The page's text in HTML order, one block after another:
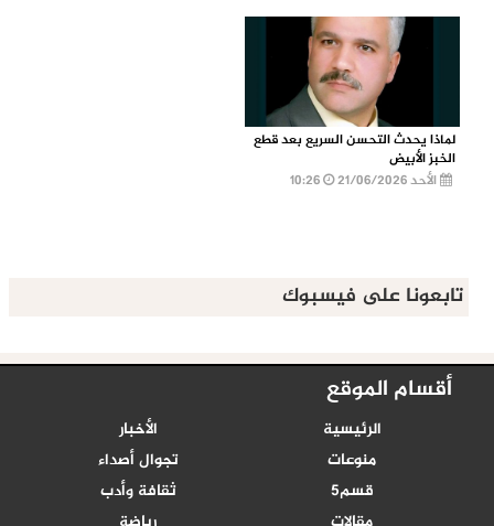
لماذا يحدث التحسن السريع بعد قطع
الخبز الأبيض
الأحد 21/06/2026
تابعونا على فيسبوك
أقسام الموقع
الرئيسية
الأخبار
منوعات
تجوال أصداء
قسم5
ثقافة وأدب